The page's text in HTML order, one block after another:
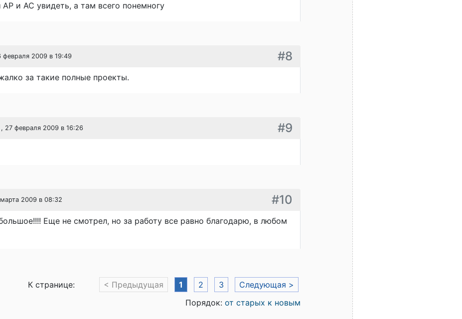
и АС увидеть, а там всего понемногу
февраля 2009 в 19:49 #8
за такие полные проекты.
, 27 февраля 2009 в 16:26 #9
2009 в 08:32 #10
Еще не смотрел, но за работу все равно благодарю, в любом
К странице: < Предыдущая 1 2 3
Следующая >
Порядок: от старых к новым